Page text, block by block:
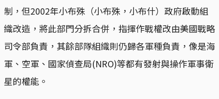
制，但2002年小布殊（小布殊，小布什）政府啟動組
織改造，將此部門分拆合併，指揮作戰權改由美國戰略
司令部負責，其餘部隊組織則仍歸各軍種負責，像是海
軍、空軍、國家偵查局(NRO)等都有發射與操作軍事衛
星的權能。